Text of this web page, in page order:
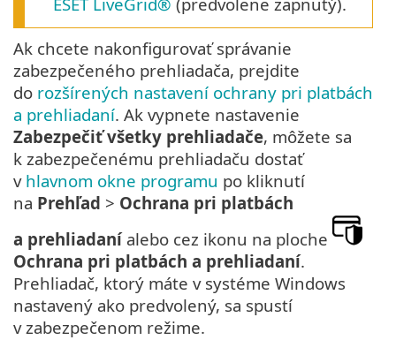
Ak chcete nakonfigurovať správanie
zabezpečeného prehliadača, prejdite
do rozšírených nastavení ochrany pri platbách
a prehliadaní. Ak vypnete nastavenie
Zabezpečiť všetky prehliadače, môžete sa
k zabezpečenému prehliadaču dostať
v hlavnom okne programu po kliknutí
na Prehľad > Ochrana pri platbách
a prehliadaníalebo cez ikonu na ploche
Ochrana pri platbách a prehliadaní.
Prehliadač, ktorý máte v systéme Windows
nastavený ako predvolený, sa spustí
v zabezpečenom režime.